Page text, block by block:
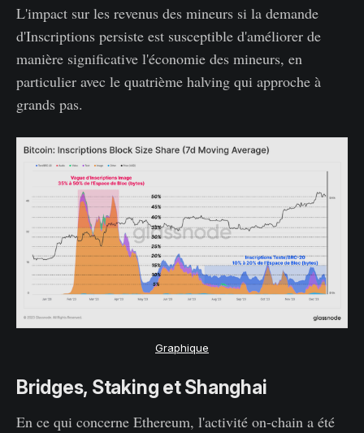
L'impact sur les revenus des mineurs si la demande
d'Inscriptions persiste est susceptible d'améliorer de
manière significative l'économie des mineurs, en
particulier avec le quatrième halving qui approche à
grands pas.
Graphique
Bridges, Staking et Shanghai
En ce qui concerne Ethereum, l'activité on-chain a été